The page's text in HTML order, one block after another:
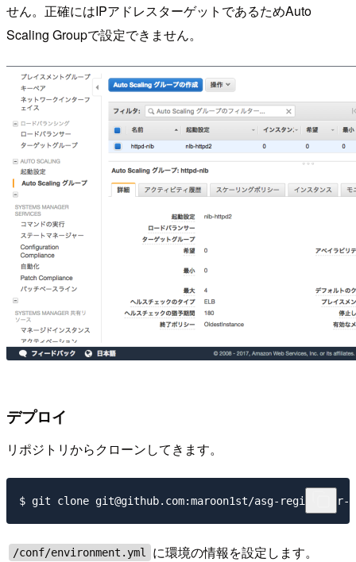
せん。正確にはIPアドレスターゲットであるためAuto
Scaling Groupで設定できません。
デプロイ
リポジトリからクローンしてきます。
/conf/environment.yml に環境の情報を設定します。